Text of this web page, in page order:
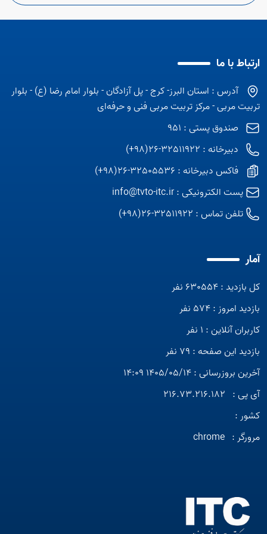
ارتباط با ما
آدرس : استان البرز- کرج - پل آزادگان - بلوار امام رضا (ع) - بلوار
تربیت مربی - مرکز تربیت مربی فنی و حرفه‌ای
صندوق پستی : 951
دبیرخانه : 32511922-26(98+)
فاکس دبیرخانه : 32505536-26(98+)
پست الکترونیکی :info@tvto-itc.ir
تلفن تماس : 32511922-26(98+)
آمار
کل بازدید : 630554 نفر
بازدید امروز : 574 نفر
کاربران آنلاین : 1 نفر
بازدید این صفحه : 79 نفر
آخرین بروزرسانی : 1405/05/14 14:09
آی پی : 216.73.216.182
کشور :
مرورگر : chrome